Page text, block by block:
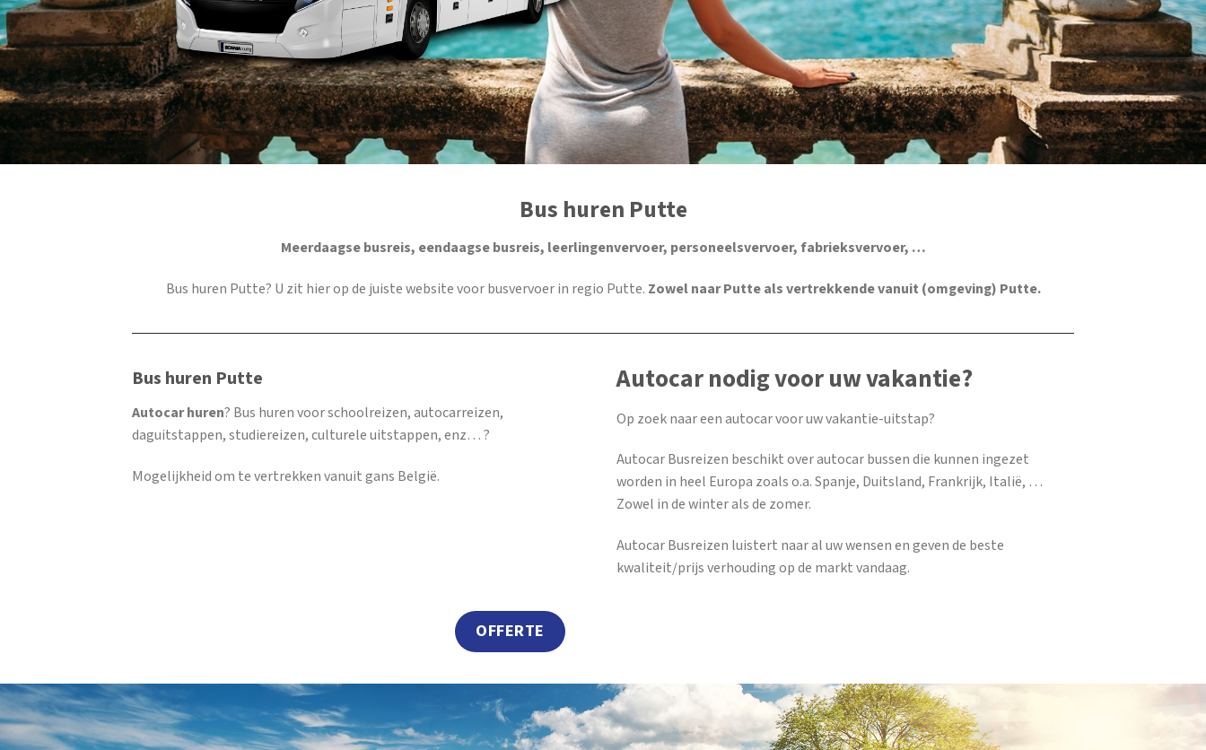
Bus huren Putte
Meerdaagse busreis, eendaagse busreis, leerlingenvervoer, personeelsvervoer, fabrieksvervoer, …
Bus huren Putte? U zit hier op de juiste website voor busvervoer in regio Putte. Zowel naar Putte als vertrekkende vanuit (omgeving) Putte.
Bus huren Putte
Autocar huren? Bus huren voor schoolreizen, autocarreizen,
daguitstappen, studiereizen, culturele uitstappen, enz… ?
Mogelijkheid om te vertrekken vanuit gans België.
Autocar nodig voor uw vakantie?
Op zoek naar een autocar voor uw vakantie-uitstap?
Autocar Busreizen beschikt over autocar bussen die kunnen ingezet
worden in heel Europa zoals o.a. Spanje, Duitsland, Frankrijk, Italië, …
Zowel in de winter als de zomer.
Autocar Busreizen luistert naar al uw wensen en geven de beste
kwaliteit/prijs verhouding op de markt vandaag.
OFFERTE